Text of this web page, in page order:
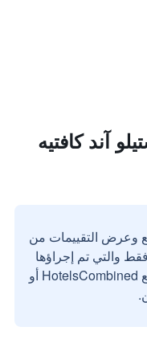
آند كافتيه
وعرض التقييمات من
والتي تم إجراؤها
بواسطة مستخدمين حقيقيين مع HotelsCombined أو